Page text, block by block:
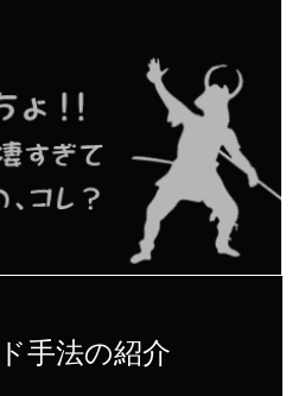
手法の紹介